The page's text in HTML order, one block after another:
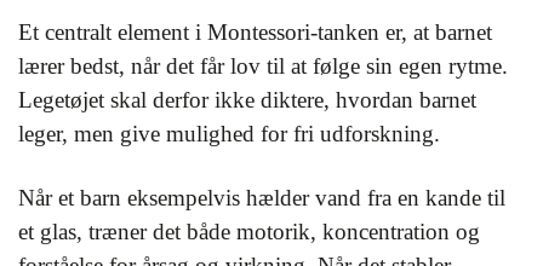
Et centralt element i Montessori-tanken er, at barnet
lærer bedst, når det får lov til at følge sin egen rytme.
Legetøjet skal derfor ikke diktere, hvordan barnet
leger, men give mulighed for fri udforskning.
Når et barn eksempelvis hælder vand fra en kande til
et glas, træner det både motorik, koncentration og